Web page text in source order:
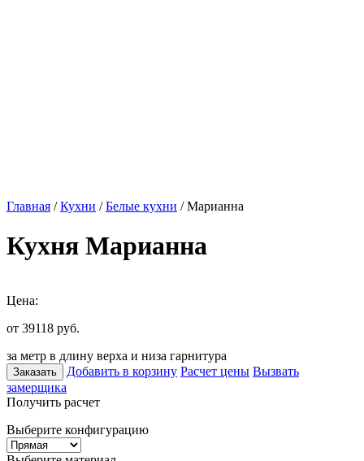
Главная /Кухни /Белые кухни / Марианна
Кухня Марианна
Цена:
от 39118 руб.
за метр в длину верха и низа гарнитура
Заказать Добавить в корзину Расчет цены Вызвать
замерщика
Получить расчет
Выберите конфигурацию